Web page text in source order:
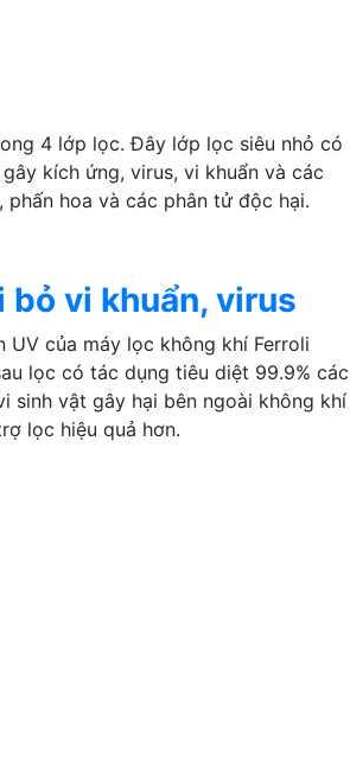
4 lớp lọc. Đây lớp lọc siêu nhỏ có
kích ứng, virus, vi khuẩn và các
phấn hoa và các phân tử độc hại.
bỏ vi khuẩn, virus
UV của máy lọc không khí Ferroli
lọc có tác dụng tiêu diệt 99.9% các
sinh vật gây hại bên ngoài không khí
lọc hiệu quả hơn.